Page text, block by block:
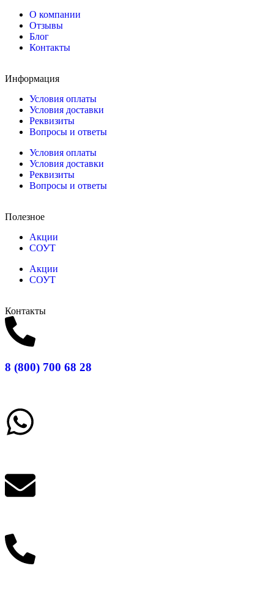
О компании
Отзывы
Блог
Контакты
Информация
Условия оплаты
Условия доставки
Реквизиты
Вопросы и ответы
Условия оплаты
Условия доставки
Реквизиты
Вопросы и ответы
Полезное
Акции
СОУТ
Акции
СОУТ
Контакты
8 (800) 700 68 28